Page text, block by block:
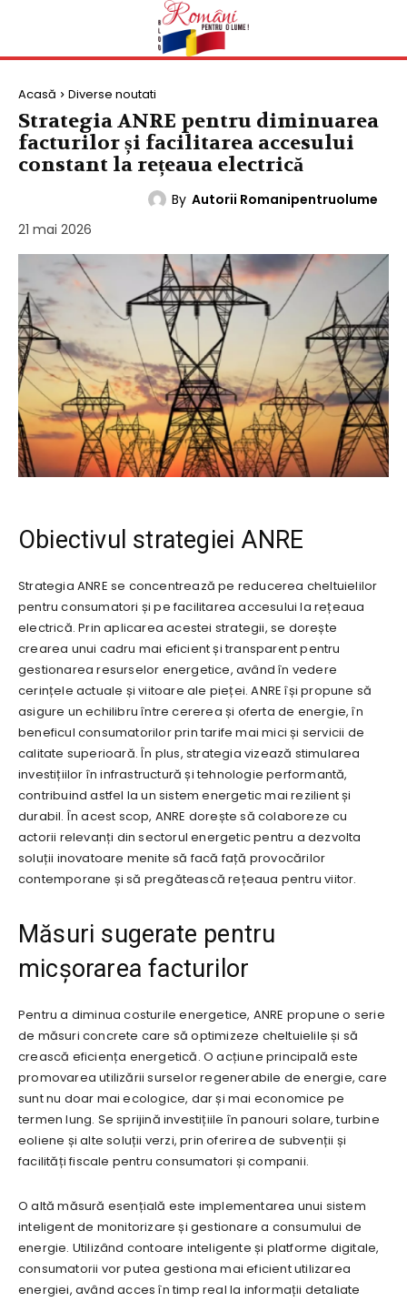
Acasă Diverse noutati
Strategia ANRE pentru diminuarea
facturilor și facilitarea accesului
constant la rețeaua electrică
By Autorii Romanipentruolume
21 mai 2026
Obiectivul strategiei ANRE
Strategia ANRE se concentrează pe reducerea cheltuielilor
pentru consumatori și pe facilitarea accesului la rețeaua
electrică. Prin aplicarea acestei strategii, se dorește
crearea unui cadru mai eficient și transparent pentru
gestionarea resurselor energetice, având în vedere
cerințele actuale și viitoare ale pieței. ANRE își propune să
asigure un echilibru între cererea și oferta de energie, în
beneficul consumatorilor prin tarife mai mici și servicii de
calitate superioară. În plus, strategia vizează stimularea
investițiilor în infrastructură și tehnologie performantă,
contribuind astfel la un sistem energetic mai rezilient și
durabil. În acest scop, ANRE dorește să colaboreze cu
actorii relevanți din sectorul energetic pentru a dezvolta
soluții inovatoare menite să facă față provocărilor
contemporane și să pregătească rețeaua pentru viitor.
Măsuri sugerate pentru
micșorarea facturilor
Pentru a diminua costurile energetice, ANRE propune o serie
de măsuri concrete care să optimizeze cheltuielile și să
crească eficiența energetică. O acțiune principală este
promovarea utilizării surselor regenerabile de energie, care
sunt nu doar mai ecologice, dar și mai economice pe
termen lung. Se sprijină investițiile în panouri solare, turbine
eoliene și alte soluții verzi, prin oferirea de subvenții și
facilități fiscale pentru consumatori și companii.
O altă măsură esențială este implementarea unui sistem
inteligent de monitorizare și gestionare a consumului de
energie. Utilizând contoare inteligente și platforme digitale,
consumatorii vor putea gestiona mai eficient utilizarea
energiei, având acces în timp real la informații detaliate